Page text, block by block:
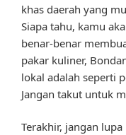
khas daerah yang
Siapa tahu, kamu
benar-benar
pakar kuliner,
lokal adalah seperti
Jangan takut untuk
Terakhir, jangan